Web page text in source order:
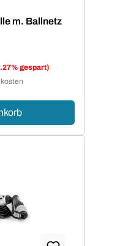
m. Ballnetz
gespart)